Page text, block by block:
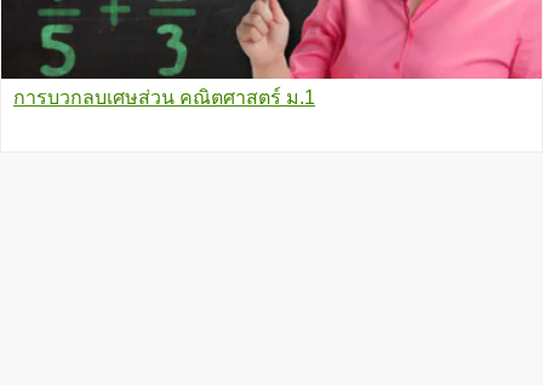
การบวกลบเศษส่วน คณิตศาสตร์ ม.1